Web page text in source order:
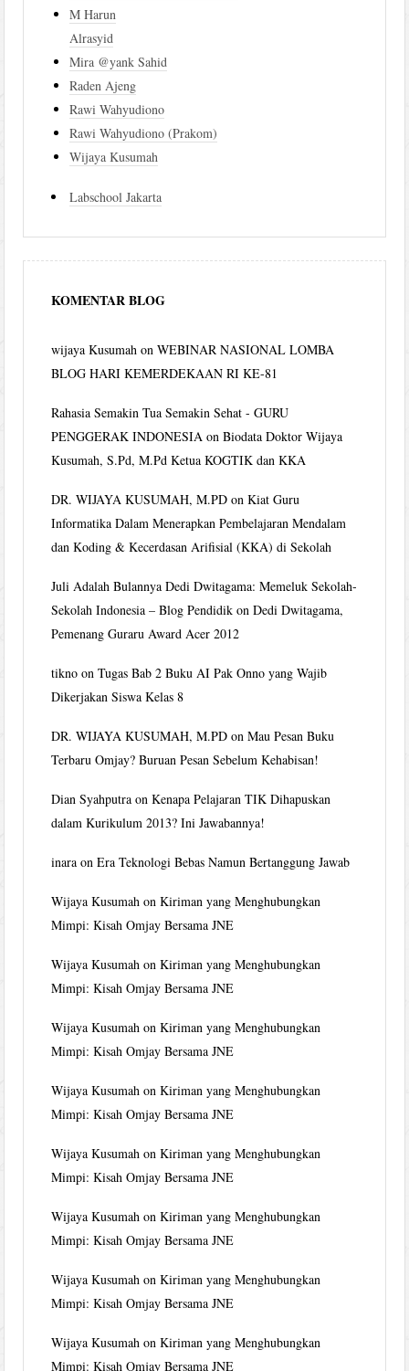
M Harun
Alrasyid
Mira @yank Sahid
Raden Ajeng
Rawi Wahyudiono
Rawi Wahyudiono (Prakom)
Wijaya Kusumah
Labschool Jakarta
KOMENTAR BLOG
wijaya Kusumah onWEBINAR NASIONAL LOMBA
BLOG HARI KEMERDEKAAN RI KE-81
Rahasia Semakin Tua Semakin Sehat - GURU
PENGGERAK INDONESIA onBiodata Doktor Wijaya
Kusumah, S.Pd, M.Pd Ketua KOGTIK dan KKA
DR. WIJAYA KUSUMAH, M.PD onKiat Guru
Informatika Dalam Menerapkan Pembelajaran Mendalam
dan Koding & Kecerdasan Arifisial (KKA) di Sekolah
Juli Adalah Bulannya Dedi Dwitagama: Memeluk Sekolah-
Sekolah Indonesia – Blog Pendidik onDedi Dwitagama,
Pemenang Guraru Award Acer 2012
tikno onTugas Bab 2 Buku AI Pak Onno yang Wajib
Dikerjakan Siswa Kelas 8
DR. WIJAYA KUSUMAH, M.PD onMau Pesan Buku
Terbaru Omjay? Buruan Pesan Sebelum Kehabisan!
Dian Syahputra onKenapa Pelajaran TIK Dihapuskan
dalam Kurikulum 2013? Ini Jawabannya!
inara onEra Teknologi Bebas Namun Bertanggung Jawab
Wijaya Kusumah onKiriman yang Menghubungkan
Mimpi: Kisah Omjay Bersama JNE
Wijaya Kusumah onKiriman yang Menghubungkan
Mimpi: Kisah Omjay Bersama JNE
Wijaya Kusumah onKiriman yang Menghubungkan
Mimpi: Kisah Omjay Bersama JNE
Wijaya Kusumah onKiriman yang Menghubungkan
Mimpi: Kisah Omjay Bersama JNE
Wijaya Kusumah onKiriman yang Menghubungkan
Mimpi: Kisah Omjay Bersama JNE
Wijaya Kusumah onKiriman yang Menghubungkan
Mimpi: Kisah Omjay Bersama JNE
Wijaya Kusumah onKiriman yang Menghubungkan
Mimpi: Kisah Omjay Bersama JNE
Wijaya Kusumah onKiriman yang Menghubungkan
Mimpi: Kisah Omjay Bersama JNE